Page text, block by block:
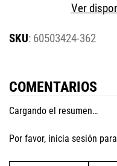
Ver
: 60503424-362
COMENTARIOS
Cargando el resumen…
Por favor, inicia sesión